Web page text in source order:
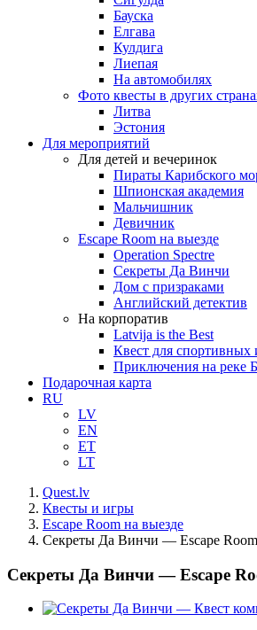
Бауска
Елгава
Кулдига
Лиепая
На автомобилях
Фото квесты в других
Литва
Эстония
Для мероприятий
Для детей и вечеринок
Пираты Карибского
Шпионская академия
Мальчишник
Девичник
Escape Room на выезде
Operation Spectre
Секреты Да Винчи
Дом с призраками
Английский детектив
На корпоратив
Latvija is the Best
Квест для спортивных
Приключения на реке
Подарочная карта
RU
LV
EN
ET
LT
Quest.lv
Квесты и игры
Escape Room на выезде
Секреты Да Винчи — Escape
Секреты Да Винчи — Escape
View